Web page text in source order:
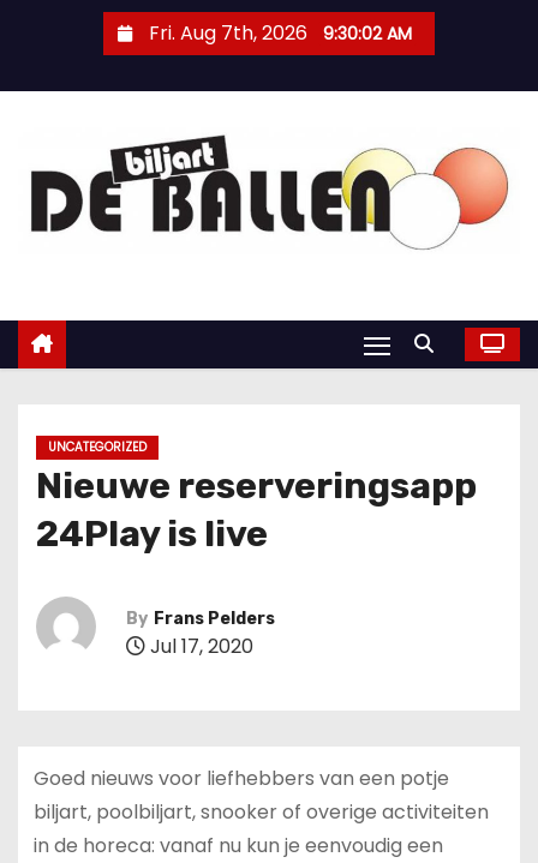
Fri. Aug 7th, 2026 9:30:03 AM
UNCATEGORIZED
Nieuwe reserveringsapp
24Play is live
By Frans Pelders
Jul 17, 2020
Goed nieuws voor liefhebbers van een potje
biljart, poolbiljart, snooker of overige activiteiten
in de horeca: vanaf nu kun je eenvoudig een